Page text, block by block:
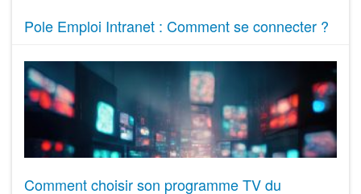
Pole Emploi Intranet : Comment se connecter ?
Comment choisir son programme TV du